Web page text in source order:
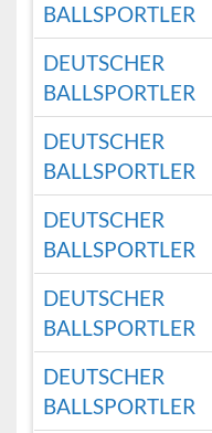
BALLSPORTLER
DEUTSCHER
BALLSPORTLER
DEUTSCHER
BALLSPORTLER
DEUTSCHER
BALLSPORTLER
DEUTSCHER
BALLSPORTLER
DEUTSCHER
BALLSPORTLER